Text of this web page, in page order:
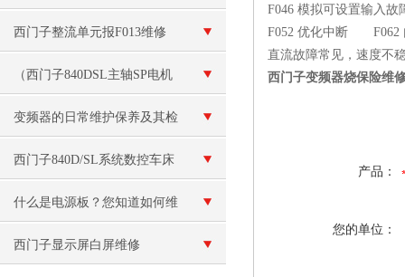
西门子整流单元报F013维修
（西门子840DSL主轴SP电机
模块坏）数控十年修复
变频器的日常维护保养及其检
修工作
西门子840D/SL系统数控车床
维修
什么是电源板？您知道如何维
修电源板吗？
西门子显示屏白屏维修
F046 模拟可设置
F052 优化中断 F062
直流故障常见，速度不
西门子变频器烧保险维
产品：
您的单位：